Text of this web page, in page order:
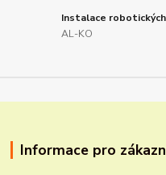
Instalace
AL-KO
Informace pro